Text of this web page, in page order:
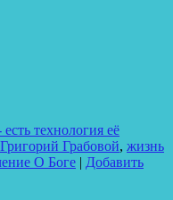
технология её
Григорий Грабовой, жизнь
О Боге | Добавить